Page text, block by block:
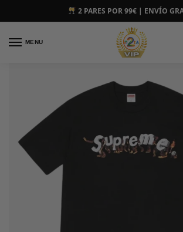
2 PARES POR 99€ | ENVÍO
MENU